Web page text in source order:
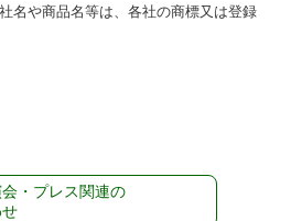
名や商品名等は、各社の商標又は登録
・プレス関連の